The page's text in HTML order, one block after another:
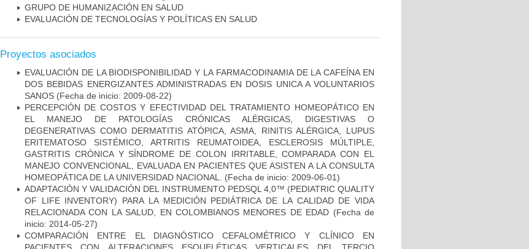
GRUPO DE HUMANIZACIÓN EN SALUD
EVALUACIÓN DE TECNOLOGÍAS Y POLÍTICAS EN SALUD
Proyectos asociados
EVALUACIÓN DE LA BIODISPONIBILIDAD Y LA FARMACODINAMIA DE LA CAFEÍNA EN
DOS BEBIDAS ENERGIZANTES ADMINISTRADAS EN DOSIS UNICA A VOLUNTARIOS
SANOS (Fecha de inicio: 2009-08-22)
PERCEPCIÓN DE COSTOS Y EFECTIVIDAD DEL TRATAMIENTO HOMEOPÁTICO EN
EL MANEJO DE PATOLOGÍAS CRÓNICAS ALÉRGICAS, DIGESTIVAS O
DEGENERATIVAS COMO DERMATITIS ATÓPICA, ASMA, RINITIS ALÉRGICA, LUPUS
ERITEMATOSO SISTÉMICO, ARTRITIS REUMATOIDEA, ESCLEROSIS MÚLTIPLE,
GASTRITIS CRÓNICA Y SÍNDROME DE COLON IRRITABLE, COMPARADA CON EL
MANEJO CONVENCIONAL, EVALUADA EN PACIENTES QUE ASISTEN A LA CONSULTA
HOMEOPÁTICA DE LA UNIVERSIDAD NACIONAL. (Fecha de inicio: 2009-06-01)
ADAPTACIÓN Y VALIDACIÓN DEL INSTRUMENTO PEDSQL 4,0™ (PEDIATRIC QUALITY
OF LIFE INVENTORY) PARA LA MEDICIÓN PEDIÁTRICA DE LA CALIDAD DE VIDA
RELACIONADA CON LA SALUD, EN COLOMBIANOS MENORES DE EDAD (Fecha de
inicio: 2014-05-27)
COMPARACIÓN ENTRE EL DIAGNÓSTICO CEFALOMÉTRICO Y CLÍNICO EN